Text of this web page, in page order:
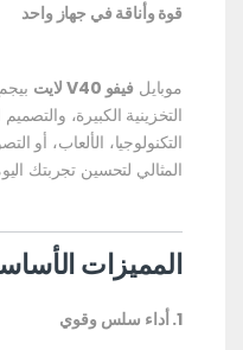
قوة وأناقة في جهاز واحد
موبايلفيفو V40 لايت
التخزينية الكبيرة،
التكنولوجيا، الألعاب، أو
المثالي لتحسين تجربتك
المميزات
1. أداء سلس وقوي